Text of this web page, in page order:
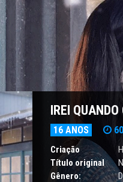
IREI
16 ANOS
Criação
Título original
Gênero: